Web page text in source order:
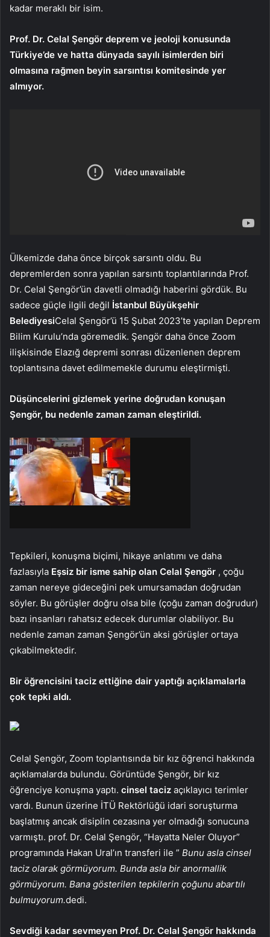
kadar meraklı bir isim.
Prof. Dr. Celal Şengör deprem ve jeoloji konusunda
Türkiye’de ve hatta dünyada sayılı isimlerden biri
olmasına rağmen beyin sarsıntısı komitesinde yer
almıyor.
Ülkemizde daha önce birçok sarsıntı oldu. Bu
depremlerden sonra yapılan sarsıntı toplantılarında Prof.
Dr. Celal Şengör’ün davetli olmadığı haberini gördük. Bu
sadece güçle ilgili değil İstanbul Büyükşehir
BelediyesiCelal Şengör’ü 15 Şubat 2023’te yapılan Deprem
Bilim Kurulu’nda göremedik. Şengör daha önce Zoom
ilişkisinde Elazığ depremi sonrası düzenlenen deprem
toplantısına davet edilmemekle durumu eleştirmişti.
Düşüncelerini gizlemek yerine doğrudan konuşan
Şengör, bu nedenle zaman zaman eleştirildi.
Tepkileri, konuşma biçimi, hikaye anlatımı ve daha
fazlasıyla Eşsiz bir isme sahip olan Celal Şengör , çoğu
zaman nereye gideceğini pek umursamadan doğrudan
söyler. Bu görüşler doğru olsa bile (çoğu zaman doğrudur)
bazı insanları rahatsız edecek durumlar olabiliyor. Bu
nedenle zaman zaman Şengör’ün aksi görüşler ortaya
çıkabilmektedir.
Bir öğrencisini taciz ettiğine dair yaptığı açıklamalarla
çok tepki aldı.
Celal Şengör, Zoom toplantısında bir kız öğrenci hakkında
açıklamalarda bulundu. Görüntüde Şengör, bir kız
öğrenciye konuşma yaptı. cinsel taciz açıklayıcı terimler
vardı. Bunun üzerine İTÜ Rektörlüğü idari soruşturma
başlatmış ancak disiplin cezasına yer olmadığı sonucuna
varmıştı. prof. Dr. Celal Şengör, “Hayatta Neler Oluyor”
programında Hakan Ural’ın transferi ile ” Bunu asla cinsel
taciz olarak görmüyorum. Bunda asla bir anormallik
görmüyorum. Bana gösterilen tepkilerin çoğunu abartılı
bulmuyorum.dedi.
Sevdiği kadar sevmeyen Prof. Dr. Celal Şengör hakkında